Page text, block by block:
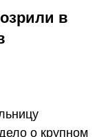
в
о крупном